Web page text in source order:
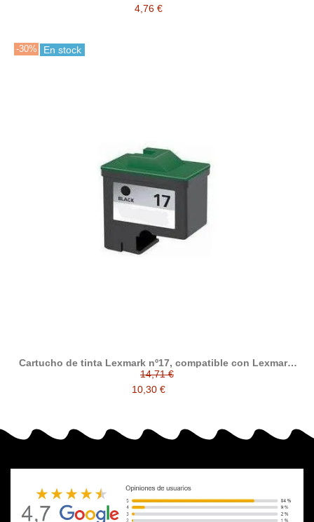
4,76 €
-30% En stock
Cartucho de tinta Lexmark nº17, compatible con Lexmark,
negro
14,71 €
10,30 €